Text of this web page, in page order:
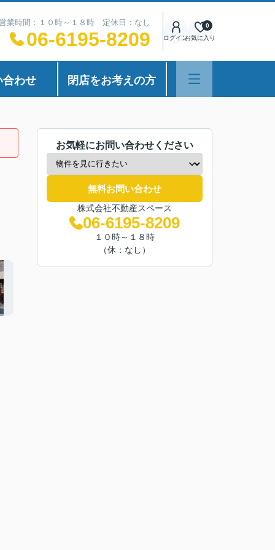
業時間：１０時～１８時 定休日：なし
06-6195-8209 ログインお気に入り
0
合わせ 閉店をお考えの方
お気軽にお問い合わせください
無料お問い合わせ
株式会社不動産スペース
06-6195-8209
１０時～１８時
（休：なし）